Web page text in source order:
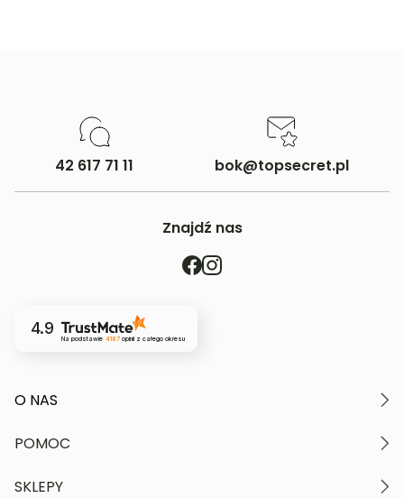
42 617 71 11 bok@topsecret.pl
Znajdź nas
4.9
Na podstawie 4187opinii z całego okresu
O NAS
Nasze wartości
Kontakt
POMOC
SKLEPY